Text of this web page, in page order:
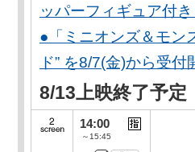
ッパーフィギュア付
●「ミニオンズ＆モ
ド” を8/7(金)から受付
8/13上映終了予定
14:00
～15:45